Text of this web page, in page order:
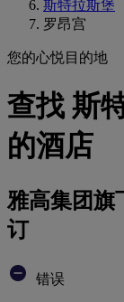
斯特拉斯堡
罗昂宫
您的心悦目的地
查找 斯
的酒店
雅高集团旗
订
错误